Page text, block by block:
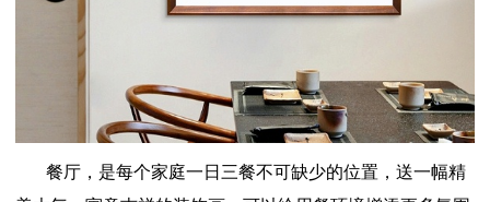
餐厅，是每个家庭一日三餐不可缺少的位置，送一幅精